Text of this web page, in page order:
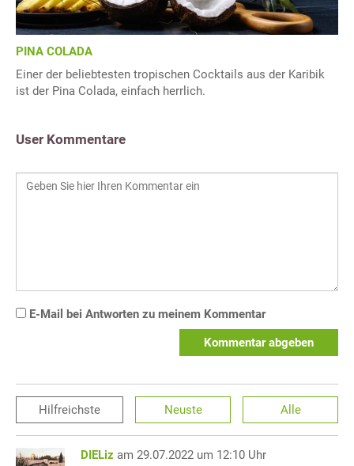
PINA COLADA
Einer der beliebtesten tropischen Cocktails aus der Karibik
ist der Pina Colada, einfach herrlich.
User Kommentare
E-Mail bei Antworten zu meinem Kommentar
Kommentar abgeben
Hilfreichste Neuste Alle
DIELiz am 29.07.2022 um 12:10 Uhr